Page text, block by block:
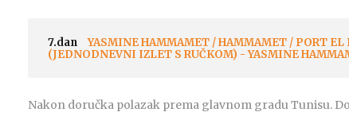
7.dan
YASMINE HAMMAMET / HAMMAMET / PORT
(JEDNODNEVNI IZLET S RUČKOM) - YASMINE
Nakon doručka polazak prema glavnom gradu Tunisu.